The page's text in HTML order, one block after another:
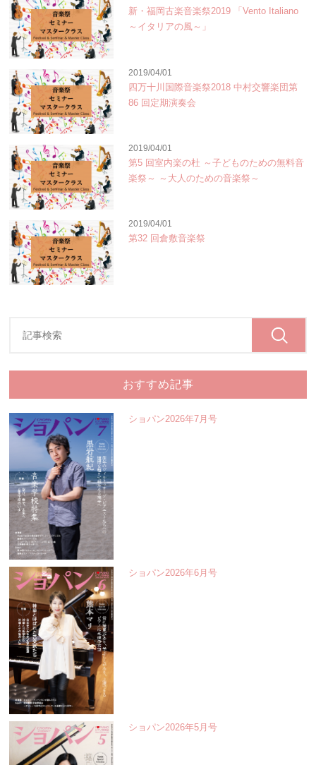
新・福岡古楽音楽祭2019 「Vento Italiano
～イタリアの風～」
2019/04/01
四万十川国際音楽祭2018 中村交響楽団第
86 回定期演奏会
2019/04/01
第5 回室内楽の杜 ～子どものための無料音
楽祭～ ～大人のための音楽祭～
2019/04/01
第32 回倉敷音楽祭
おすすめ記事
ショパン2026年7月号
ショパン2026年6月号
ショパン2026年5月号